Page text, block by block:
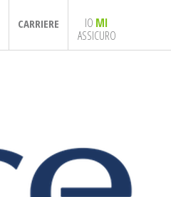
CARRIERE IO MI
ASSICURO